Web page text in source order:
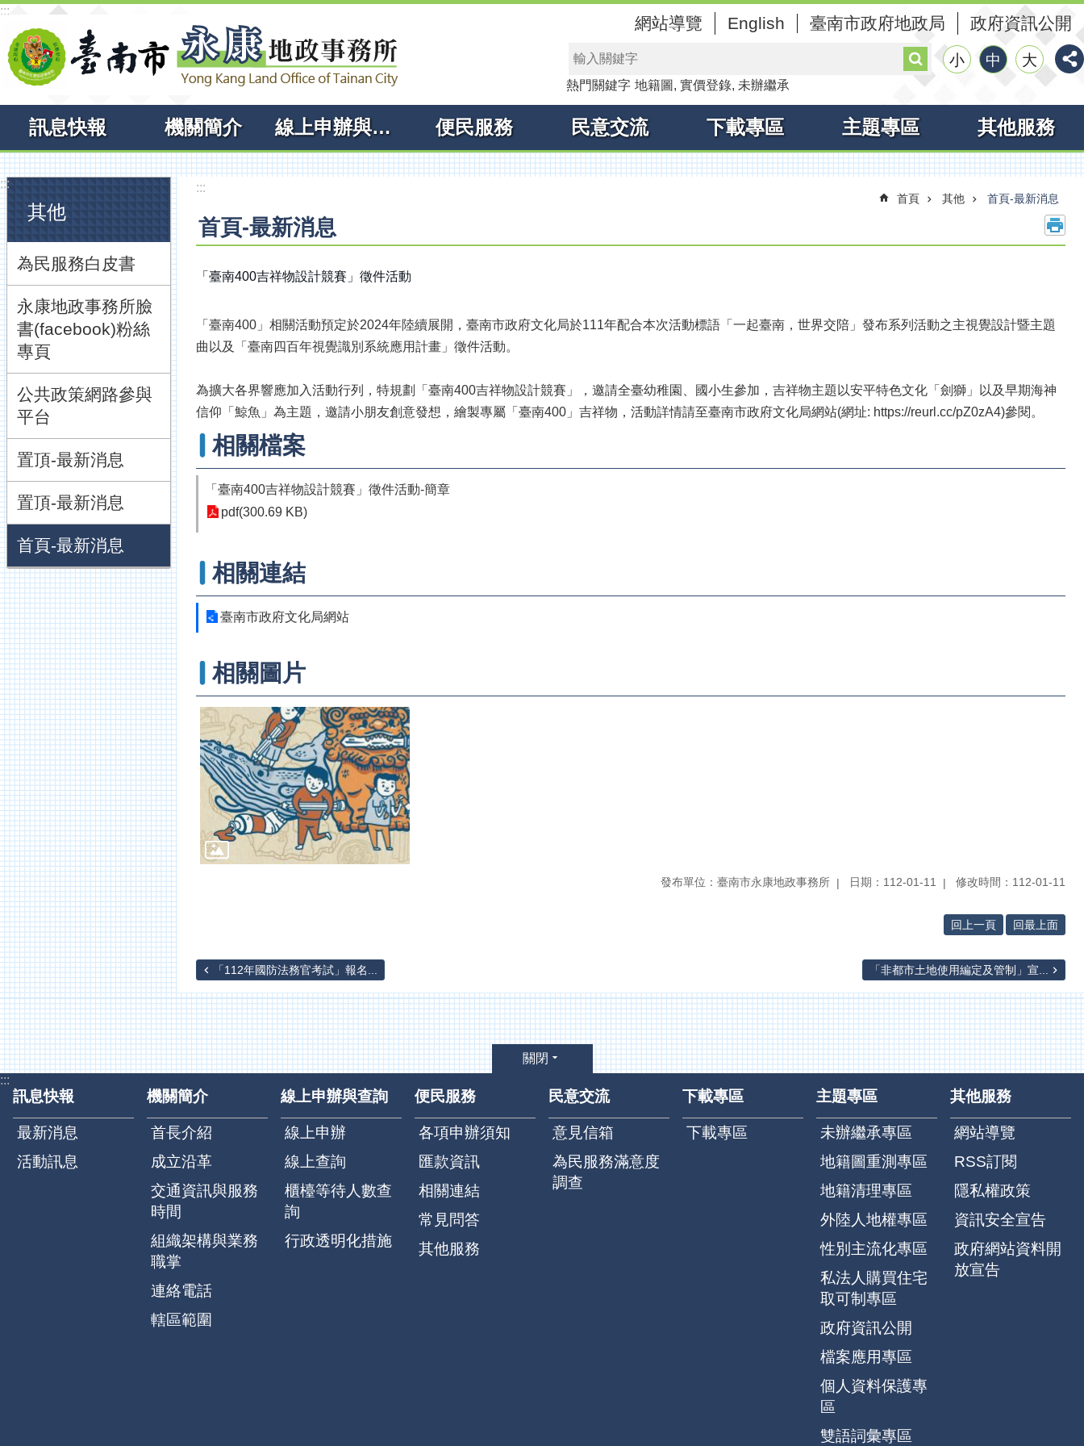
跳到主要內容區塊
:::
網站導覽 English 臺南市政府地政局 政府資訊公開
搜
尋 小 中 大
熱門關鍵字 地籍圖 實價登錄 未辦繼承
訊息快報 機關簡介 線上申辦與查詢 便民服務 民意交流 下載專區 主題專區 其他服務
:::
其他
為民服務白皮書
永康地政事務所臉
書(facebook)粉絲
專頁
公共政策網路參與
平台
置頂-最新消息
置頂-最新消息
首頁-最新消息
:::
首頁 其他 首頁-最新消息
首頁-最新消息
「臺南400吉祥物設計競賽」徵件活動
「臺南400」相關活動預定於2024年陸續展開，臺南市政府文化局於111年配合本次活動標語「一起臺南，世界交陪」發布系列活動之主視覺設計暨主題
曲以及「臺南四百年視覺識別系統應用計畫」徵件活動。
為擴大各界響應加入活動行列，特規劃「臺南400吉祥物設計競賽」，邀請全臺幼稚園、國小生參加，吉祥物主題以安平特色文化「劍獅」以及早期海神
信仰「鯨魚」為主題，邀請小朋友創意發想，繪製專屬「臺南400」吉祥物，活動詳情請至臺南市政府文化局網站(網址: https://reurl.cc/pZ0zA4)參閱。
相關檔案
「臺南400吉祥物設計競賽」徵件活動-簡章
pdf(300.69 KB)
相關連結
臺南市政府文化局網站
相關圖片
發布單位：臺南市永康地政事務所 日期：112-01-11 修改時間：112-01-11
回上一頁 回最上面
「112年國防法務官考試」報名... 「非都市土地使用編定及管制」宣...
關閉
:::
訊息快報
最新消息
活動訊息
機關簡介
首長介紹
成立沿革
交通資訊與服務
時間
組織架構與業務
職掌
連絡電話
轄區範圍
線上申辦與查詢
線上申辦
線上查詢
櫃檯等待人數查
詢
行政透明化措施
便民服務
各項申辦須知
匯款資訊
相關連結
常見問答
其他服務
民意交流
意見信箱
為民服務滿意度
調查
下載專區
下載專區
主題專區
未辦繼承專區
地籍圖重測專區
地籍清理專區
外陸人地權專區
性別主流化專區
私法人購買住宅
取可制專區
政府資訊公開
檔案應用專區
個人資料保護專
區
雙語詞彙專區
其他服務
網站導覽
RSS訂閱
隱私權政策
資訊安全宣告
政府網站資料開
放宣告